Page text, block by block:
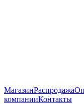
МагазинРаспродажа
компанииКонтакты